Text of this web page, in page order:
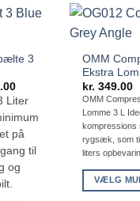
flere
varianter.
kan
vælges
på
varesiden
3
Den
aktuelle
pris
er:
kr. 249.00.
Liter
på
til
og
OMM
Ekstra
kr. 349.00
OMM
Lomme 3 L
kompressions
rygsæk, som
liters
VÆLG